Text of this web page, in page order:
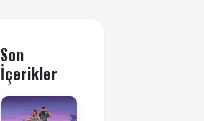
Son
İçerikler